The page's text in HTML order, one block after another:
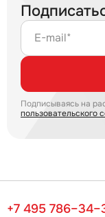
E-mail*
Подписываясь на
пользовательского
+7 495